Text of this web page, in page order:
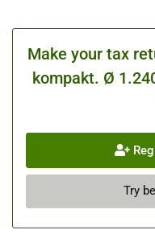
Make your tax
kompakt. Ø
Try